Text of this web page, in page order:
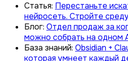
Статья: Перестаньте
нейросеть. Стройте среду
Блог: Отдел продаж за
можно собрать на одном
База знаний: Obsidian +
которая умнеет каждый